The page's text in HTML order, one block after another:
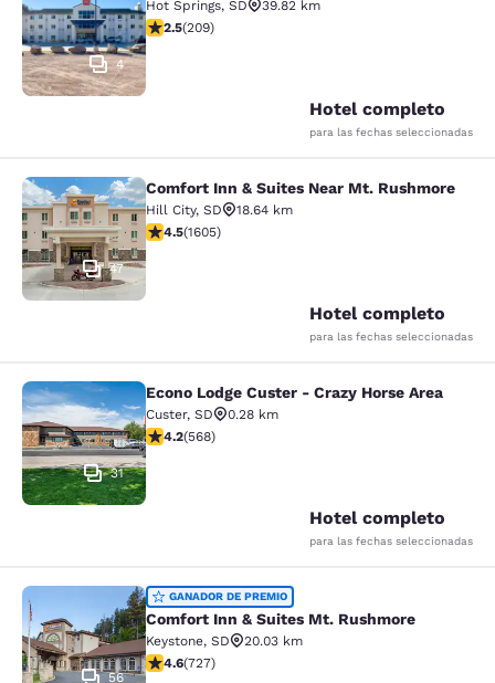
4
Hot Springs, SD
39.82 km
calificación de 2.54 estrellas. Feria. 209 reseñas
2.5(209)
Hotel completo
para las fechas seleccionadas
Comfort Inn & Suites Near Mt.
47
Comfort Inn & Suites Near Mt. Rushmore
Hill City, SD
18.64 km
calificación de 4.54 estrellas. Excelente. 1605 reseñas
4.5(1605)
Hotel completo
para las fechas seleccionadas
Econo Lodge Custer - Crazy Horse
31
Econo Lodge Custer - Crazy Horse Area
Custer, SD
0.28 km
calificación de 4.24 estrellas. Excelente. 568 reseñas
4.2(568)
Hotel completo
para las fechas seleccionadas
Comfort Inn & Suites Mt. Rushmore
56
GANADOR DE PREMIO
Comfort Inn & Suites Mt. Rushmore
Keystone, SD
20.03 km
calificación de 4.56 estrellas. Excelente. 727 reseñas
4.6(727)